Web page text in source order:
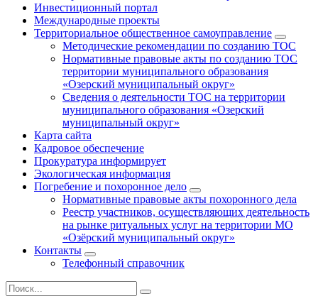
Инвестиционный портал
Международные проекты
Территориальное общественное самоуправление
Методические рекомендации по созданию ТОС
Нормативные правовые акты по созданию ТОС
территории муниципального образования
«Озерский муниципальный округ»
Сведения о деятельности ТОС на территории
муниципального образования «Озерский
муниципальный округ»
Карта сайта
Кадровое обеспечение
Прокуратура информирует
Экологическая информация
Погребение и похоронное дело
Нормативные правовые акты похоронного дела
Реестр участников, осуществляющих деятельность
на рынке ритуальных услуг на территории МО
«Озёрский муниципальный округ»
Контакты
Телефонный справочник